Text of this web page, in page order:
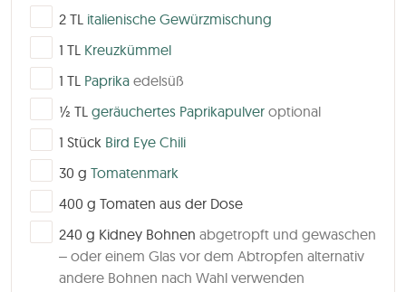
▢
2 TL italienische Gewürzmischung
▢1 TL Kreuzkümmel
▢1 TL Paprika edelsüß
▢
½ TL geräuchertes Paprikapulver optional
▢1 Stück Bird Eye Chili
▢
30 g Tomatenmark
▢
400 g Tomaten aus der Dose
▢
240 g Kidney Bohnen abgetropft und gewaschen
– oder einem Glas vor dem Abtropfen alternativ
andere Bohnen nach Wahl verwenden